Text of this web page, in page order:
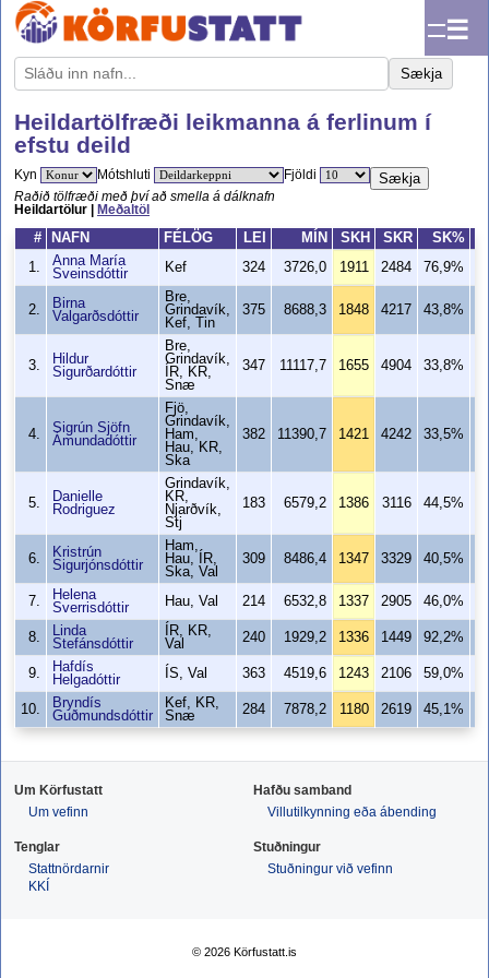
☰
Sækja
Heildartölfræði leikmanna á ferlinum í
efstu deild
Kyn Mótshluti Fjöldi Sækja
Raðið tölfræði með því að smella á dálknafn
Heildartölur |
Meðaltöl
#
NAFN FÉLÖG LEI MÍN SKH SKR
SK%
1.
Anna María
Sveinsdóttir
Kef 324 3726,0 1911 2484 76,9%
2.
Birna
Valgarðsdóttir
Bre,
Grindavík,
Kef, Tin
375 8688,3 1848 4217 43,8%
3.
Hildur
Sigurðardóttir
Bre,
Grindavík,
ÍR, KR,
Snæ
347 11117,7 1655 4904 33,8%
4.
Sigrún Sjöfn
Ámundadóttir
Fjö,
Grindavík,
Ham,
Hau, KR,
Ska
382 11390,7 1421 4242 33,5%
5.
Danielle
Rodriguez
Grindavík,
KR,
Njarðvík,
Stj
183 6579,2 1386 3116 44,5%
6.
Kristrún
Sigurjónsdóttir
Ham,
Hau, ÍR,
Ska, Val
309 8486,4 1347 3329 40,5%
7.
Helena
Sverrisdóttir
Hau, Val 214 6532,8 1337 2905 46,0%
8.
Linda
Stefánsdóttir
ÍR, KR,
Val
240 1929,2 1336 1449 92,2%
9.
Hafdís
Helgadóttir
ÍS, Val 363 4519,6 1243 2106 59,0%
10.
Bryndís
Guðmundsdóttir
Kef, KR,
Snæ
284 7878,2 1180 2619 45,1%
Um Körfustatt
Um vefinn
Hafðu samband
Villutilkynning eða ábending
Tenglar
Stattnördarnir
KKÍ
Stuðningur
Stuðningur við vefinn
© 2026 Körfustatt.is